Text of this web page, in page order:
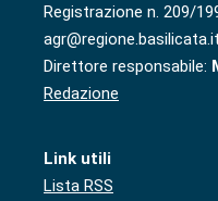
Registrazione n. 209/
agr@regione.basilicata.it
Direttore responsabile:
Redazione
Link utili
Lista RSS